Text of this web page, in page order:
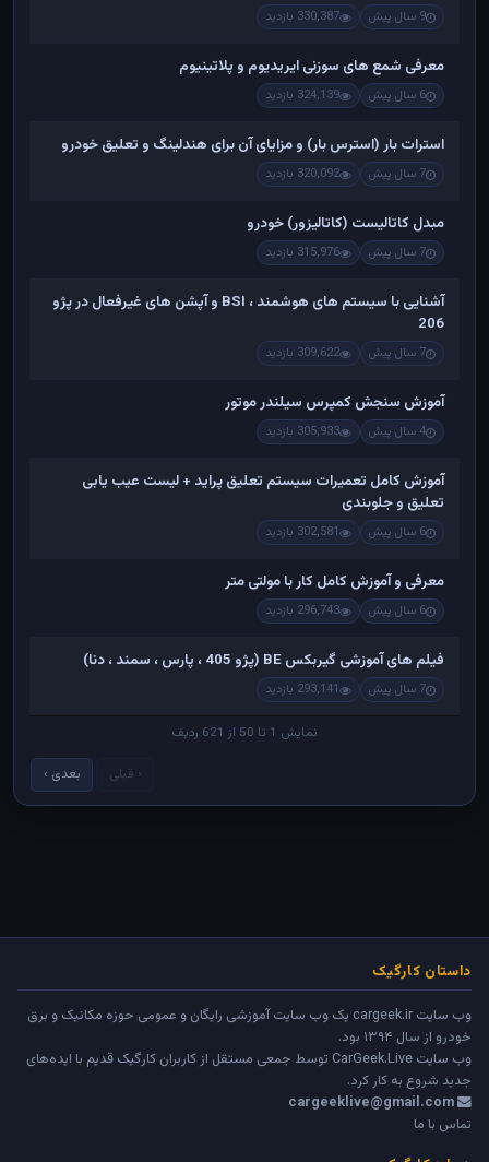
9 سال پیش 330,387 بازدید
معرفی شمع های سوزنی ایریدیوم و پلاتینیوم
6 سال پیش 324,139 بازدید
استرات بار (استرس بار) و مزایای آن برای هندلینگ و تعلیق خودرو
7 سال پیش 320,092 بازدید
مبدل کاتالیست (کاتالیزور) خودرو
7 سال پیش 315,976 بازدید
آشنایی با سیستم های هوشمند ، BSI و آپشن های غیرفعال در پژو
206
7 سال پیش 309,622 بازدید
آموزش سنجش کمپرس سیلندر موتور
4 سال پیش 305,933 بازدید
آموزش کامل تعمیرات سیستم تعلیق پراید + لیست عیب یابی
تعلیق و جلوبندی
6 سال پیش 302,581 بازدید
معرفی و آموزش کامل کار با مولتی متر
6 سال پیش 296,743 بازدید
فیلم های آموزشی گیربکس BE (پژو 405 ، پارس ، سمند ، دنا)
7 سال پیش 293,141 بازدید
نمایش 1 تا 50 از 621 ردیف
‹ قبلی بعدی ›
داستان کارگیک
وب سایت cargeek.ir یک وب سایت آموزشی رایگان و عمومی حوزه مکانیک و برق
خودرو از سال ۱۳۹۴ بود.
وب سایت CarGeek.Live توسط جمعی مستقل از کاربران کارگیک قدیم با ایده‌های
جدید شروع به کار کرد.
cargeeklive@gmail.com
تماس با ما